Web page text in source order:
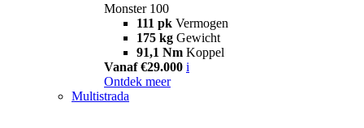
Monster 100
111 pk Vermogen
175 kg Gewicht
91,1 Nm Koppel
Vanaf €29.000 i
Ontdek meer
Multistrada